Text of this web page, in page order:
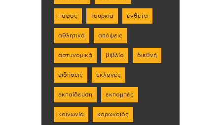
πάφος τουρκία ένθετα
αθλητικά απόψεις
αστυνομικά βιβλίο διεθνή
ειδήσεις εκλογές
εκπαίδευση εκπομπές
κοινωνία κορωνοϊός